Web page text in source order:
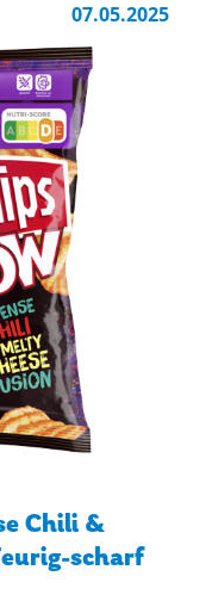
07.05.2025
Chili &
scharf